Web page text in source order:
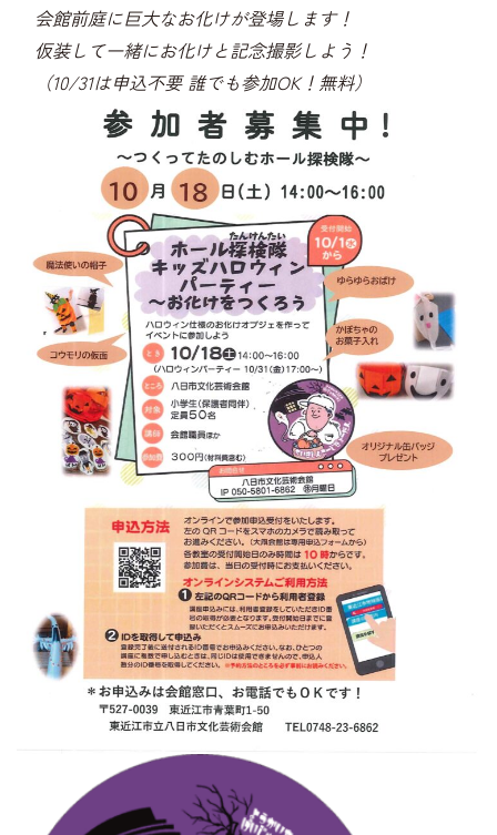
会館前庭に巨大なお化けが登場します！
仮装して一緒にお化けと記念撮影しよう！
（10/31は申込不要 誰でも参加OK！無料）